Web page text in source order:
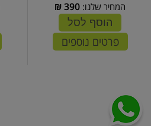
המחיר שלנו: 390
₪
הוסף לסל
פרטים נוספים